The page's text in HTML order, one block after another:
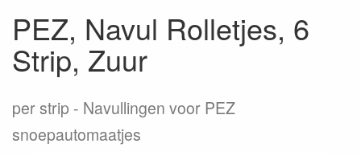
PEZ, Navul Rolletjes, 6
Strip, Zuur
per strip
Navullingen voor PEZ
snoepautomaatjes